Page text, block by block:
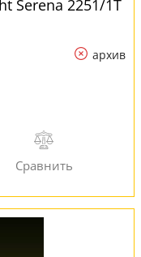
Serena 2251/1T
архив